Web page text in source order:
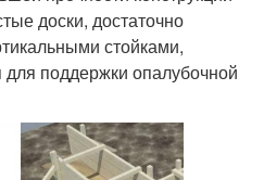
доски, достаточно
стойками,
поддержки опалубочной